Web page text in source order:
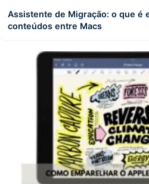
Assistente de Migração: o que é
conteúdos entre Macs